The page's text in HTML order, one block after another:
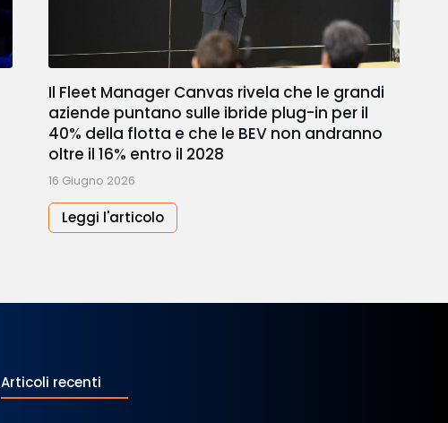
Il Fleet Manager Canvas rivela che le grandi
aziende puntano sulle ibride plug-in per il
40% della flotta e che le BEV non andranno
oltre il 16% entro il 2028
16 Giugno 2026
Leggi l'articolo
Articoli recenti